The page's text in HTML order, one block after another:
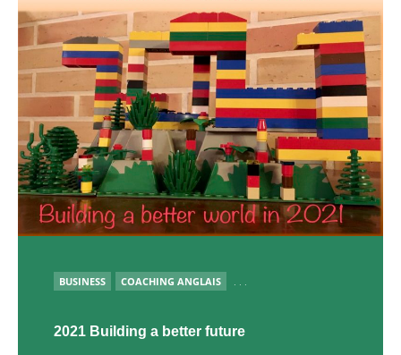
PUBLIÉ
BUSINESS COACHING ANGLAIS
2021 Building a better future